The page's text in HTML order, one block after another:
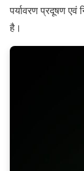
पर्यावरण प्रदूषण
है।